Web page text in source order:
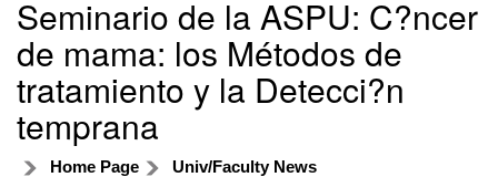
Seminario de la ASPU: C?ncer
de mama: los Métodos de
tratamiento y la Detecci?n
temprana
Home Page Univ/Faculty News